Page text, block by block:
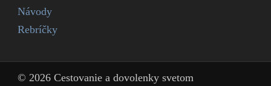
Návody
Rebríčky
© 2026 Cestovanie a dovolenky svetom